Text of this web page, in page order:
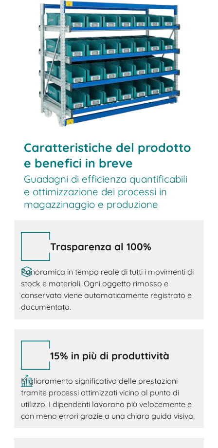
Scopri i benefici
Caratteristiche del prodotto
e benefici in breve
Guadagni di efficienza quantificabili
e ottimizzazione dei processi in
magazzinaggio e produzione
Trasparenza al 100%
Panoramica in tempo reale di tutti i movimenti di
stock e materiali. Ogni oggetto rimosso e
conservato viene automaticamente registrato e
documentato.
15% in più di produttività
Miglioramento significativo delle prestazioni
tramite processi ottimizzati vicino al punto di
utilizzo. I dipendenti lavorano più velocemente e
con meno errori grazie a una chiara guida visiva.